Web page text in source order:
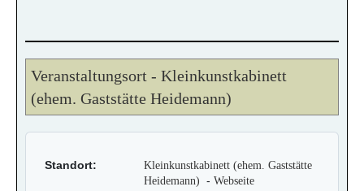
Veranstaltungsort - Kleinkunstkabinett
(ehem. Gaststätte Heidemann)
Standort:
Kleinkunstkabinett (ehem. Gaststätte
Heidemann) - Webseite